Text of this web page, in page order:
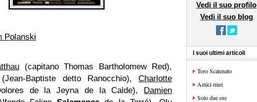
Polanski
(capitano Thomas Bartholomew Red),
Baptiste detto Ranocchio), Charlotte
de la Jeyna de la Calde), Damien
Vedi il suo profilo
Vedi il suo blog
I suoi ultimi articoli
Toro Scatenato
Amici miei
Solo due ore